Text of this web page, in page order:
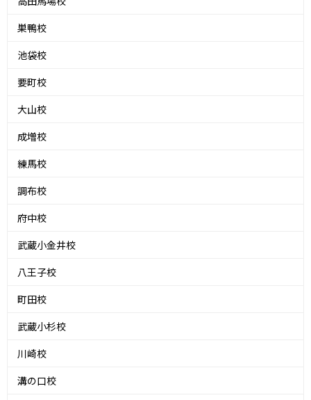
巣鴨校
池袋校
要町校
大山校
成増校
練馬校
調布校
府中校
武蔵小金井校
八王子校
町田校
武蔵小杉校
川崎校
溝の口校